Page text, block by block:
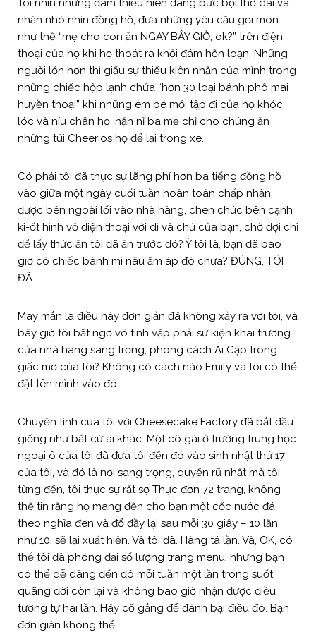
Tôi nhìn những đám thiếu niên đang bực bội thở dài và
nhăn nhó nhìn đồng hồ, đưa những yêu cầu gọi món
như thể “mẹ cho con ăn NGAY BÂY GIỜ, ok?” trên điện
thoại của họ khi họ thoát ra khỏi đám hỗn loạn. Những
người lớn hơn thì giấu sự thiếu kiên nhẫn của mình trong
những chiếc hộp lạnh chứa “hơn 30 loại bánh phô mai
huyền thoại” khi những em bé mới tập đi của họ khóc
lóc và níu chân họ, năn nỉ ba mẹ chỉ cho chúng ăn
những túi Cheerios họ để lại trong xe.
Có phải tôi đã thực sự lãng phí hơn ba tiếng đồng hồ
vào giữa một ngày cuối tuần hoàn toàn chấp nhận
được bên ngoài lối vào nhà hàng, chen chúc bên cạnh
ki-ốt hình vỏ điện thoại với dì và chú của bạn, chờ đợi chỉ
để lấy thức ăn tôi đã ăn trước đó? Ý tôi là, bạn đã bao
giờ có chiếc bánh mì nâu ấm áp đó chưa? ĐÚNG, TÔI
ĐÃ.
May mắn là điều này đơn giản đã không xảy ra với tôi, và
bây giờ tôi bất ngờ vô tình vấp phải sự kiện khai trương
của nhà hàng sang trọng, phong cách Ai Cập trong
giấc mơ của tôi? Không có cách nào Emily và tôi có thể
đặt tên mình vào đó.
Chuyện tình của tôi với Cheesecake Factory đã bắt đầu
giống như bất cứ ai khác: Một cô gái ở trường trung học
ngoại ô của tôi đã đưa tôi đến đó vào sinh nhật thứ 17
của tôi, và đó là nơi sang trọng, quyến rũ nhất mà tôi
từng đến, tôi thực sự rất sợ Thực đơn 72 trang, không
thể tin rằng họ mang đến cho bạn một cốc nước đá
theo nghĩa đen và đổ đầy lại sau mỗi 30 giây – 10 lần
như 10, sẽ lại xuất hiện. Và tôi đã. Hàng tá lần. Và, OK, có
thể tôi đã phóng đại số lượng trang menu, nhưng bạn
có thể dễ dàng đến đó mỗi tuần một lần trong suốt
quãng đời còn lại và không bao giờ nhận được điều
tương tự hai lần. Hãy cố gắng để đánh bại điều đó. Bạn
đơn giản không thể.